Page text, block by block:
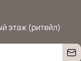
этаж (ритейл)